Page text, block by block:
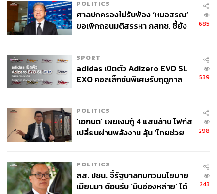
TAGS: กรุงเทพมหานคร พรรคภูมิใจไทย
นิกร จำนง
ศาลรัฐธรรมนูญ
ABOUT THE AUTHOR
THE STANDARD TEAM
POLITICS
ศาลปกครองไม่รับฟ้อง ‘หมอสรณ’
ขอเพิกถอนมติสรรหา กสทช. ชี้ยัง
685
SPORT
adidas เปิดตัว Adizero EVO SL
EXO คอลเล็กชันพิเศษรับฤดูกาล
539
POLITICS
‘เอกนิติ’ เผยเงินกู้ 4 แสนล้าน โฟกัส
เปลี่ยนผ่านพลังงาน ลุ้น ‘ไทยช่วย
298
POLITICS
สส. ปชน. จี้รัฐบาลทบทวนนโยบาย
เมียนมา ต้อนรับ ‘มินอ่องหล่าย’ ได้
243